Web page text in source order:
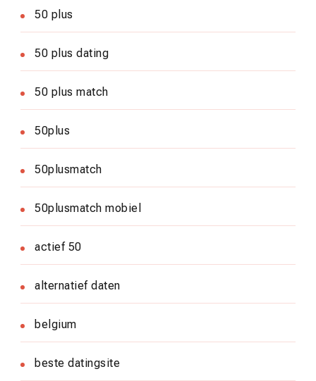
50 plus
50 plus dating
50 plus match
50plus
50plusmatch
50plusmatch mobiel
actief 50
alternatief daten
belgium
beste datingsite